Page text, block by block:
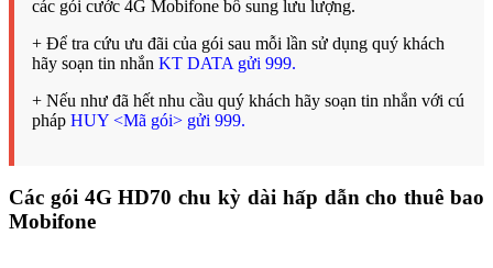
các gói cước 4G Mobifone bổ sung lưu lượng.
+ Để tra cứu ưu đãi của gói sau mỗi lần sử dụng quý khách
hãy soạn tin nhắn KT DATA gửi 999.
+ Nếu như đã hết nhu cầu quý khách hãy soạn tin nhắn với cú
pháp HUY <Mã gói> gửi 999.
Các gói 4G HD70 chu kỳ dài hấp dẫn cho thuê bao
Mobifone